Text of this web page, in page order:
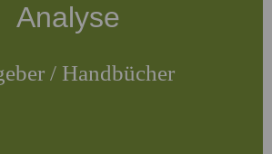
Analyse
/ Handbücher